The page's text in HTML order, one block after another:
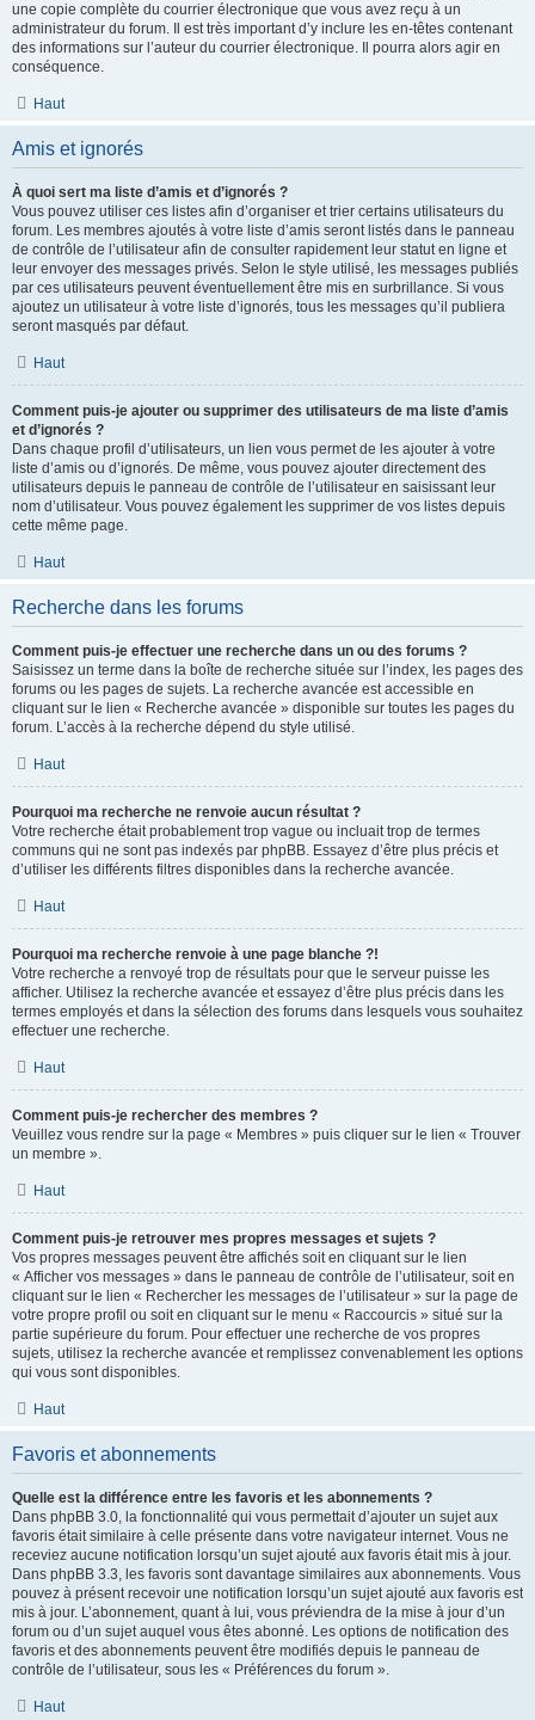
une copie complète du courrier électronique que vous avez reçu à un
administrateur du forum. Il est très important d’y inclure les en-têtes contenant
des informations sur l’auteur du courrier électronique. Il pourra alors agir en
conséquence.
Haut
Amis et ignorés
À quoi sert ma liste d’amis et d’ignorés ?
Vous pouvez utiliser ces listes afin d’organiser et trier certains utilisateurs du
forum. Les membres ajoutés à votre liste d’amis seront listés dans le panneau
de contrôle de l’utilisateur afin de consulter rapidement leur statut en ligne et
leur envoyer des messages privés. Selon le style utilisé, les messages publiés
par ces utilisateurs peuvent éventuellement être mis en surbrillance. Si vous
ajoutez un utilisateur à votre liste d’ignorés, tous les messages qu’il publiera
seront masqués par défaut.
Haut
Comment puis-je ajouter ou supprimer des utilisateurs de ma liste d’amis
et d’ignorés ?
Dans chaque profil d’utilisateurs, un lien vous permet de les ajouter à votre
liste d’amis ou d’ignorés. De même, vous pouvez ajouter directement des
utilisateurs depuis le panneau de contrôle de l’utilisateur en saisissant leur
nom d’utilisateur. Vous pouvez également les supprimer de vos listes depuis
cette même page.
Haut
Recherche dans les forums
Comment puis-je effectuer une recherche dans un ou des forums ?
Saisissez un terme dans la boîte de recherche située sur l’index, les pages des
forums ou les pages de sujets. La recherche avancée est accessible en
cliquant sur le lien « Recherche avancée » disponible sur toutes les pages du
forum. L’accès à la recherche dépend du style utilisé.
Haut
Pourquoi ma recherche ne renvoie aucun résultat ?
Votre recherche était probablement trop vague ou incluait trop de termes
communs qui ne sont pas indexés par phpBB. Essayez d’être plus précis et
d’utiliser les différents filtres disponibles dans la recherche avancée.
Haut
Pourquoi ma recherche renvoie à une page blanche ?!
Votre recherche a renvoyé trop de résultats pour que le serveur puisse les
afficher. Utilisez la recherche avancée et essayez d’être plus précis dans les
termes employés et dans la sélection des forums dans lesquels vous souhaitez
effectuer une recherche.
Haut
Comment puis-je rechercher des membres ?
Veuillez vous rendre sur la page « Membres » puis cliquer sur le lien « Trouver
un membre ».
Haut
Comment puis-je retrouver mes propres messages et sujets ?
Vos propres messages peuvent être affichés soit en cliquant sur le lien
« Afficher vos messages » dans le panneau de contrôle de l’utilisateur, soit en
cliquant sur le lien « Rechercher les messages de l’utilisateur » sur la page de
votre propre profil ou soit en cliquant sur le menu « Raccourcis » situé sur la
partie supérieure du forum. Pour effectuer une recherche de vos propres
sujets, utilisez la recherche avancée et remplissez convenablement les options
qui vous sont disponibles.
Haut
Favoris et abonnements
Quelle est la différence entre les favoris et les abonnements ?
Dans phpBB 3.0, la fonctionnalité qui vous permettait d’ajouter un sujet aux
favoris était similaire à celle présente dans votre navigateur internet. Vous ne
receviez aucune notification lorsqu’un sujet ajouté aux favoris était mis à jour.
Dans phpBB 3.3, les favoris sont davantage similaires aux abonnements. Vous
pouvez à présent recevoir une notification lorsqu’un sujet ajouté aux favoris est
mis à jour. L’abonnement, quant à lui, vous préviendra de la mise à jour d’un
forum ou d’un sujet auquel vous êtes abonné. Les options de notification des
favoris et des abonnements peuvent être modifiés depuis le panneau de
contrôle de l’utilisateur, sous les « Préférences du forum ».
Haut